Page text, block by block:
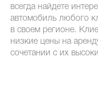
всегда найдете
автомобиль любого
в своем регионе.
низкие цены на
сочетании с их